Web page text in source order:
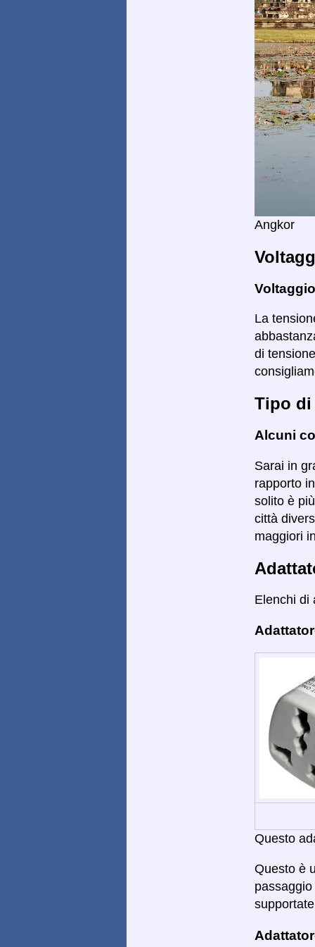
Angkor
La
di
Tipo
Alcuni
Sarai in
rapporto
solito è
città
maggiori
Elenchi di
Questo
Questo è